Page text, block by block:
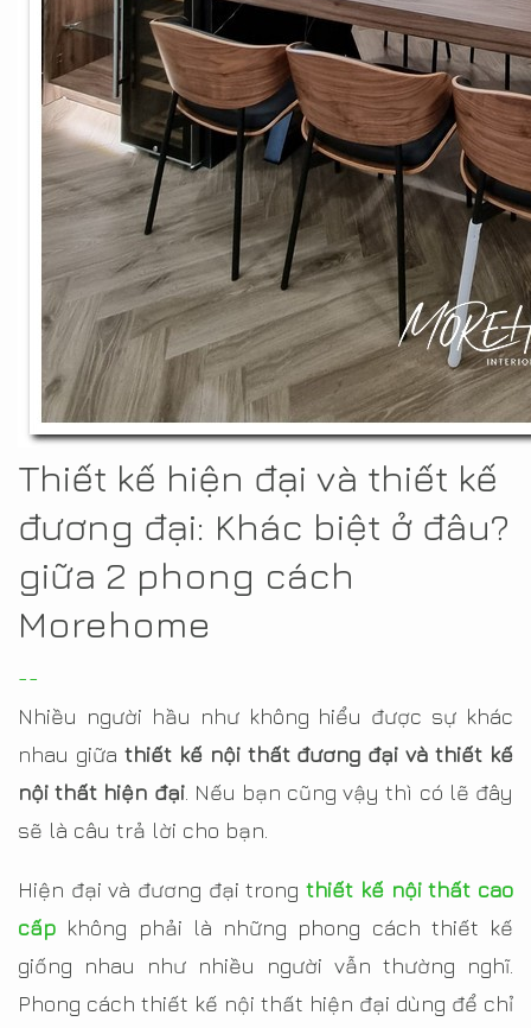
Thiết kế hiện đại và thiết kế
đương đại: Khác biệt ở đâu?
giữa 2 phong cách
Morehome
--
Nhiều người hầu như không hiểu được sự khác
nhau giữa thiết kế nội thất đương đại và thiết kế
nội thất hiện đại. Nếu bạn cũng vậy thì có lẽ đây
sẽ là câu trả lời cho bạn.
Hiện đại và đương đại trongthiết kế nội thất cao
cấp không phải là những phong cách thiết kế
giống nhau như nhiều người vẫn thường nghĩ.
Phong cách thiết kế nội thất hiện đại dùng để chỉ